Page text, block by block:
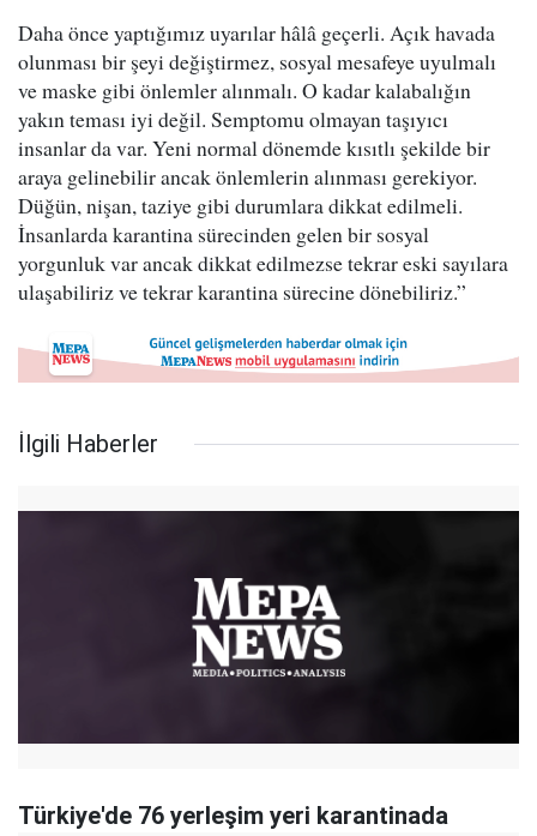
Daha önce yaptığımız uyarılar hâlâ geçerli. Açık havada
olunması bir şeyi değiştirmez, sosyal mesafeye uyulmalı
ve maske gibi önlemler alınmalı. O kadar kalabalığın
yakın teması iyi değil. Semptomu olmayan taşıyıcı
insanlar da var. Yeni normal dönemde kısıtlı şekilde bir
araya gelinebilir ancak önlemlerin alınması gerekiyor.
Düğün, nişan, taziye gibi durumlara dikkat edilmeli.
İnsanlarda karantina sürecinden gelen bir sosyal
yorgunluk var ancak dikkat edilmezse tekrar eski sayılara
ulaşabiliriz ve tekrar karantina sürecine dönebiliriz.”
İlgili Haberler
Türkiye'de 76 yerleşim yeri karantinada